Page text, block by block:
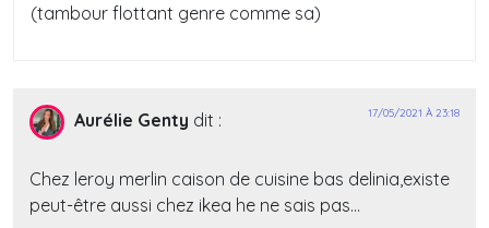
(tambour flottant genre comme sa)
Aurélie Genty dit : 17/05/2021 À 23:18
Chez leroy merlin caison de cuisine bas delinia,existe
peut-être aussi chez ikea he ne sais pas…